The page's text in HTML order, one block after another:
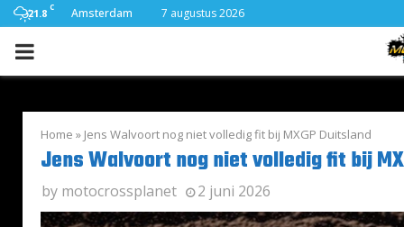
21.8 C Amsterdam 7 augustus 2026
PRIMARY
Home » Jens Walvoort nog niet volledig fit bij MXGP Duitsland
Jens Walvoort nog niet volledig fit bij
by motocrossplanet 2 juni 2026